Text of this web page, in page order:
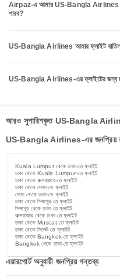
Airpaz-এ আমার US-Bangla Airlines টিকিট
পারব?
US-Bangla Airlines আমার ফ্লাইট বাতিল
US-Bangla Airlines-এর ফ্লাইটের জন্য
আরও সুপারিশকৃত US-Bangla
US-Bangla Airlines-এর জনপ্রিয়
Kuala Lumpur থেকে ঢাকা-তে ফ্লাইট
ঢাকা থেকে Kuala Lumpur-তে ফ্লাইট
ঢাকা থেকে কক্সবাজার-তে ফ্লাইট
ঢাকা থেকে দোহা-তে ফ্লাইট
দোহা থেকে ঢাকা-তে ফ্লাইট
ঢাকা থেকে সিঙ্গাপুর-তে ফ্লাইট
সিঙ্গাপুর থেকে ঢাকা-তে ফ্লাইট
কক্সবাজার থেকে ঢাকা-তে ফ্লাইট
ঢাকা থেকে Muscat-তে ফ্লাইট
ঢাকা থেকে সিলেট-তে ফ্লাইট
ঢাকা থেকে Bangkok-তে ফ্লাইট
Bangkok থেকে ঢাকা-তে ফ্লাইট
এয়ারপোর্ট অনুযায়ী জনপ্রিয় গন্তব্য